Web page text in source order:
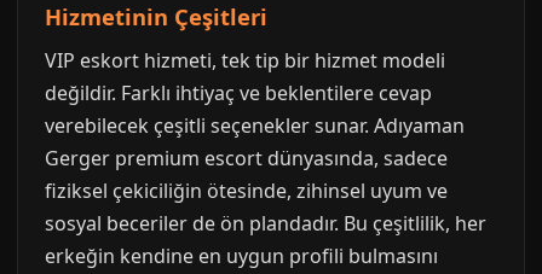
Hizmetinin Çeşitleri
VIP eskort hizmeti, tek tip bir hizmet modeli
değildir. Farklı ihtiyaç ve beklentilere cevap
verebilecek çeşitli seçenekler sunar. Adıyaman
Gerger premium escort dünyasında, sadece
fiziksel çekiciliğin ötesinde, zihinsel uyum ve
sosyal beceriler de ön plandadır. Bu çeşitlilik, her
erkeğin kendine en uygun profili bulmasını